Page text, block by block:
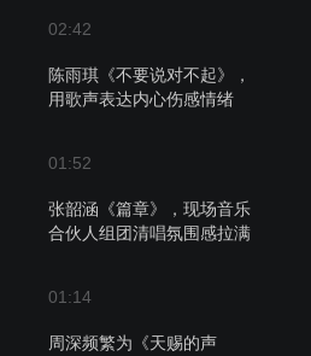
02:42
陈雨琪《不要说对不起》，
用歌声表达内心伤感情绪
01:52
张韶涵《篇章》，现场音乐
合伙人组团清唱氛围感拉满
01:14
周深频繁为《天赐的声